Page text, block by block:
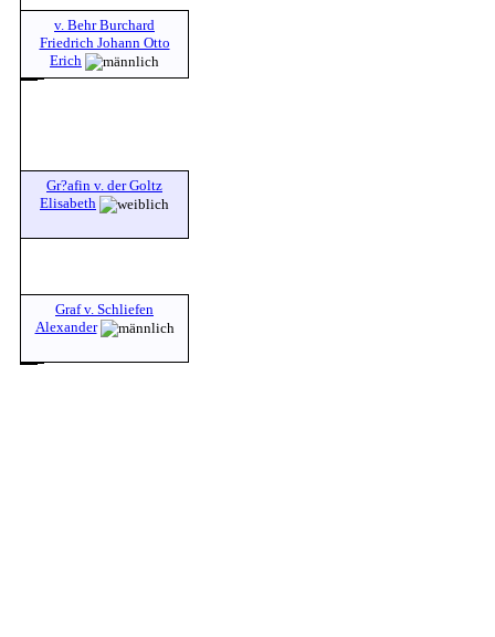
v. Behr Burchard
Friedrich Johann Otto
Erich
Gr?afin v. der Goltz
Elisabeth
Graf v. Schliefen
Alexander